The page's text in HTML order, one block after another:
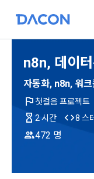
n8n, 데이
자동화, n8n, 워
첫걸음 프로젝트
2 시간
8 스
472 명